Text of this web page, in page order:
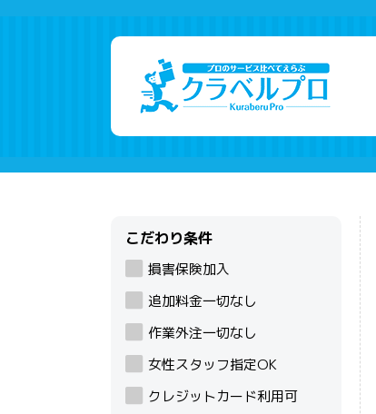
こだわり条件
損害保険加入
追加料金一切なし
作業外注一切なし
女性スタッフ指定OK
クレジットカード利用可